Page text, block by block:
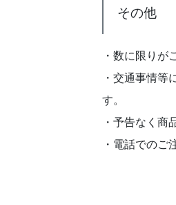
その他
・数に限りが
・交通事情
す。
・予告なく商
・電話でのご